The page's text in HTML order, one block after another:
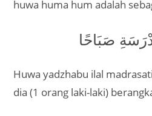
huwa huma hum adalah
صَبَاحًا
Huwa yadzhabu ilal
dia (1 orang laki-laki)